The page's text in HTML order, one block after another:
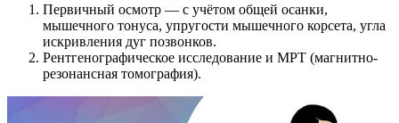
Первичный осмотр — с учётом общей осанки,
мышечного тонуса, упругости мышечного корсета, угла
искривления дуг позвонков.
Рентгенографическое исследование и МРТ (магнитно-
резонансная томография).